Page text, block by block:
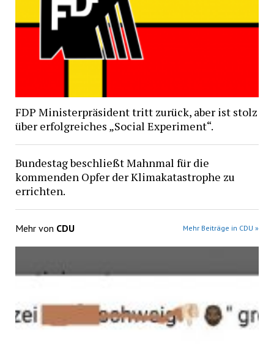
FDP Ministerpräsident tritt zurück, aber ist stolz
über erfolgreiches „Social Experiment“.
Bundestag beschließt Mahnmal für die
kommenden Opfer der Klimakatastrophe zu
errichten.
Mehr von CDU Mehr Beiträge in CDU »